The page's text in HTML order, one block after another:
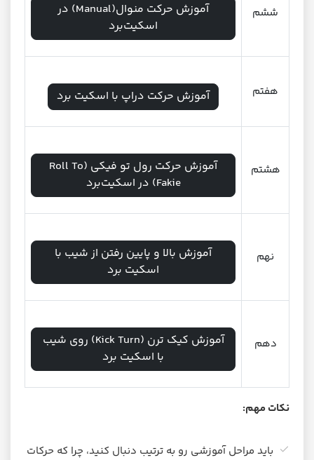
ششم
آموزش حرکت منوال(Manual) در
اسکیت‌برد
هفتم آموزش حرکت دراپ با اسکیت برد
هشتم
آموزش حرکت رول تو فیکی (Roll To
Fakie) در اسکیت‌برد
نهم
آموزش بالا و پایین رفتن از شیب با
اسکیت برد
دهم
آموزش کیک ترن (Kick Turn) روی شیب
با اسکیت برد
نکات مهم:
باید مراحل آموزشی رو به ترتیب دنبال کنید، چرا که حرکات